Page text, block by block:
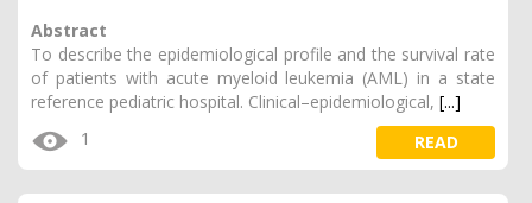
Abstract
To describe the epidemiological profile and the survival rate
of patients with acute myeloid leukemia (AML) in a state
reference pediatric hospital. Clinical–epidemiological, [...]
1 READ